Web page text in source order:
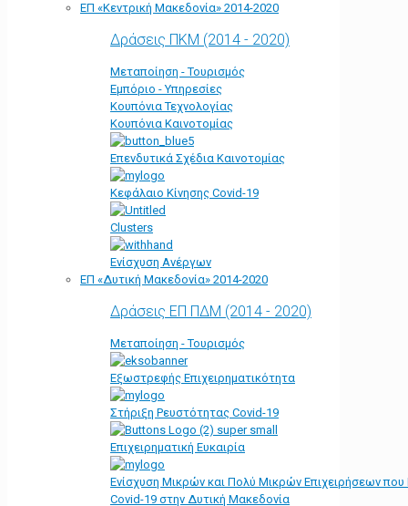
ΕΠ «Kεντρική Μακεδονία» 2014-2020
Δράσεις ΠΚΜ (2014 - 2020)
Μεταποίηση - Τουρισμός
Εμπόριο - Υπηρεσίες
Κουπόνια Τεχνολογίας
Κουπόνια Καινοτομίας
Επενδυτικά Σχέδια Καινοτομίας
Κεφάλαιο Κίνησης Covid-19
Clusters
Ενίσχυση Ανέργων
ΕΠ «Δυτική Μακεδονία» 2014-2020
Δράσεις ΕΠ ΠΔΜ (2014 - 2020)
Μεταποίηση - Τουρισμός
Εξωστρεφής Επιχειρηματικότητα
Στήριξη Ρευστότητας Covid-19
Επιχειρηματική Ευκαιρία
Ενίσχυση Μικρών και Πολύ Μικρών Επιχειρήσεων
Covid-19 στην Δυτική Μακεδονία